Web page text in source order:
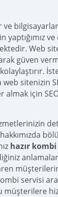
ve
Web
güven
web sitenizin
almak için
hazır
anlamaları
servisi
müşterilere